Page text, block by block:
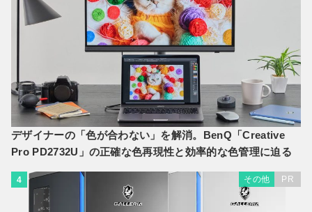
デザイナーの「色が合わない」を解消。BenQ「Creative
Pro PD2732U」の正確な色再現性と効率的な色管理に迫る
4 その他 PR